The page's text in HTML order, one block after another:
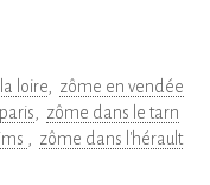
loire
zôme en vendée
zôme dans le tarn
zôme dans l'hérault